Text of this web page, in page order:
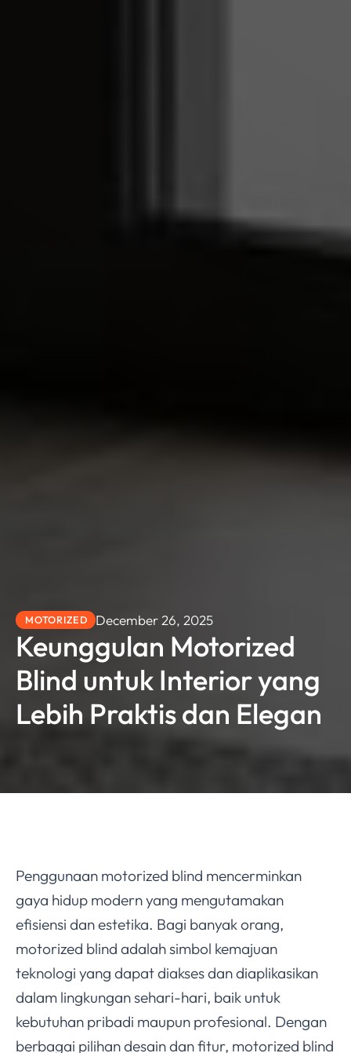
MOTORIZED December 26, 2025
Keunggulan Motorized
Blind untuk Interior yang
Lebih Praktis dan Elegan
Penggunaan motorized blind mencerminkan
gaya hidup modern yang mengutamakan
efisiensi dan estetika. Bagi banyak orang,
motorized blind adalah simbol kemajuan
teknologi yang dapat diakses dan diaplikasikan
dalam lingkungan sehari-hari, baik untuk
kebutuhan pribadi maupun profesional. Dengan
berbagai pilihan desain dan fitur, motorized blind